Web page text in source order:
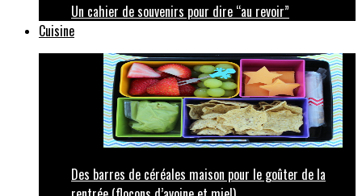
Un cahier de souvenirs pour dire “au revoir”
Cuisine
Des barres de céréales maison pour le goûter de la